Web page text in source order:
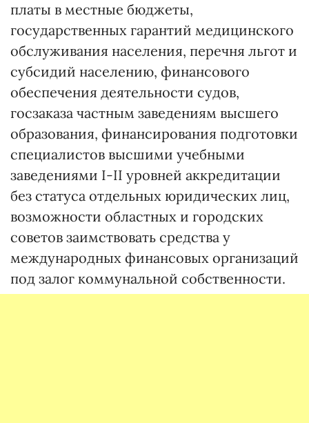
платы в местные бюджеты,
государственных гарантий медицинского
обслуживания населения, перечня льгот и
субсидий населению, финансового
обеспечения деятельности судов,
госзаказа частным заведениям высшего
образования, финансирования подготовки
специалистов высшими учебными
заведениями I-II уровней аккредитации
без статуса отдельных юридических лиц,
возможности областных и городских
советов заимствовать средства у
международных финансовых организаций
под залог коммунальной собственности.